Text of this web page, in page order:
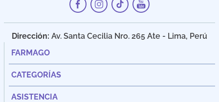
Dirección: Av. Santa Cecilia Nro. 265 Ate - Lima, Perú
FARMAGO
CATEGORÍAS
ASISTENCIA